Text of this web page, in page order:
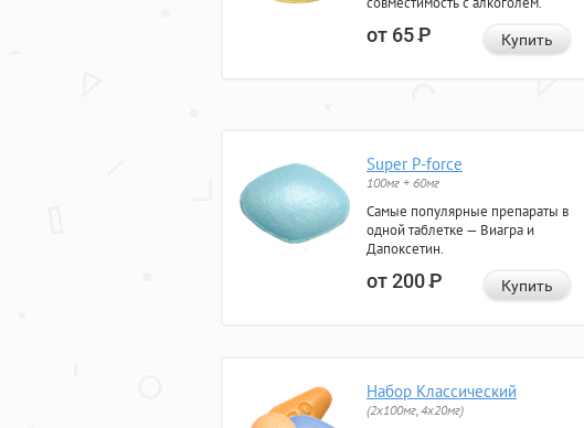
от 65Р Купить
Super P-force
100мг + 60мг
Самые популярные препараты в
одной таблетке — Виагра и
Дапоксетин.
от 200Р Купить
Набор Классический
(2x100мг, 4x20мг)